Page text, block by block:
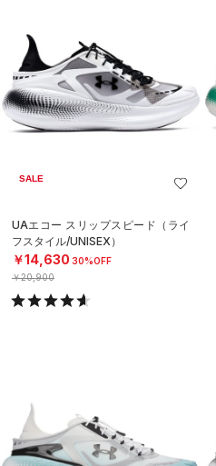
SALE
UAエコー スリップスピード（ライ
フスタイル/UNISEX）
￥14,630 30%OFF
￥20,900